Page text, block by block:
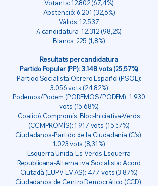
Votants:12.802 (67,4%)
Abstenció: 6.201 (32,6%)
Vàlids: 12.537
A candidatura: 12.312 (98,2%)
Blancs: 225 (1,8%)
Resultats per candidatura
Partido Popular (PP): 3.148 vots (25,57%)
Partido Socialista Obrero Español (PSOE):
3.056 vots (24,82%)
Podemos/Podem (PODEMOS/PODEM): 1.930
vots (15,68%)
Coalició Compromís: Bloc-Iniciativa-Verds
(COMPROMÍS): 1.917 vots (15,57%)
Ciudadanos-Partido de la Ciudadanía (C's):
1.023 vots (8,31%)
Esquerra Unida-Els Verds-Esquerra
Republicana-Alternativa Socialista: Acord
Ciutadà (EUPV-EV-AS): 477 vots (3,87%)
Ciudadanos de Centro Democrático (CCD):